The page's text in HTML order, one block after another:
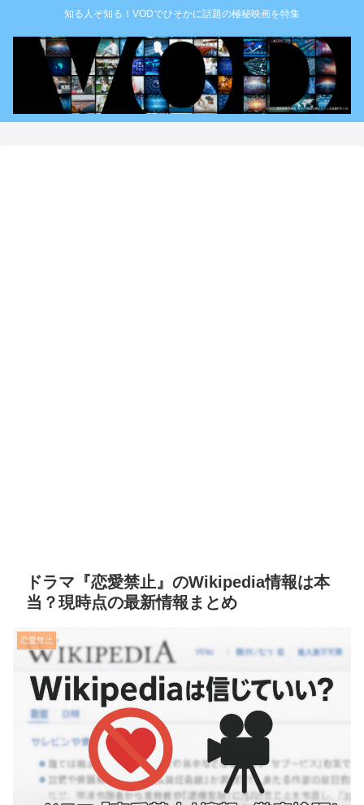
知る人ぞ知る！VODでひそかに話題の極秘映画を特集
ドラマ『恋愛禁止』のWikipedia情報は本
当？現時点の最新情報まとめ
恋愛禁止